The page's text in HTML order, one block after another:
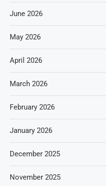
June 2026
May 2026
April 2026
March 2026
February 2026
January 2026
December 2025
November 2025